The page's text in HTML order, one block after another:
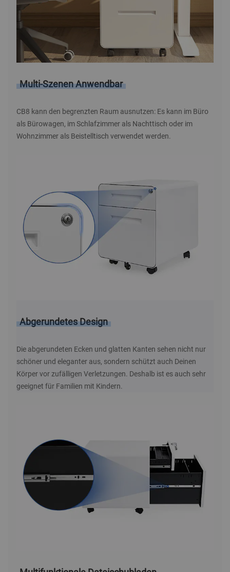
Multi-Szenen Anwendbar
CB8 kann den begrenzten Raum ausnutzen: Es kann im Büro
als Bürowagen, im Schlafzimmer als Nachttisch oder im
Wohnzimmer als Beistelltisch verwendet werden.
Abgerundetes Design
Die abgerundeten Ecken und glatten Kanten sehen nicht nur
schöner und eleganter aus, sondern schützt auch Deinen
Körper vor zufälligen Verletzungen. Deshalb ist es auch sehr
geeignet für Familien mit Kindern.